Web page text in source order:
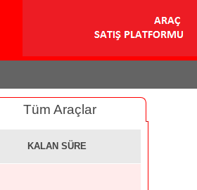
Tüm Araçlar
KALAN SÜRE